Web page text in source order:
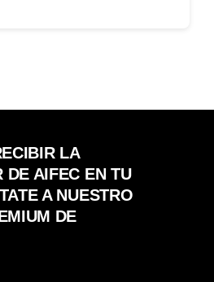
LA
DE AIFEC EN TU
A NUESTRO
DE